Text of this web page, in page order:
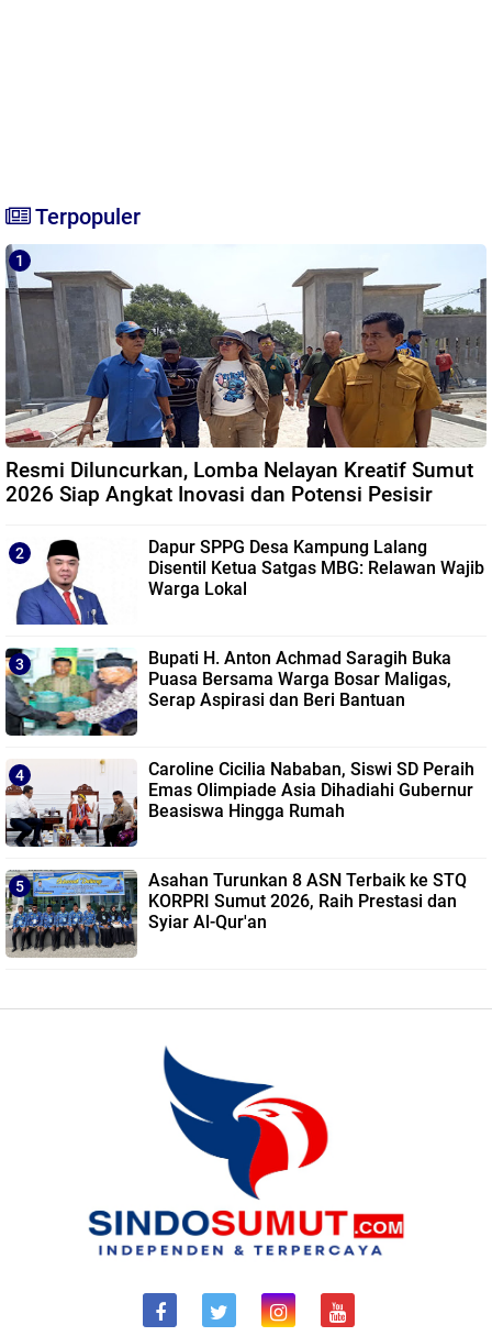
Terpopuler
Resmi Diluncurkan, Lomba Nelayan Kreatif Sumut
2026 Siap Angkat Inovasi dan Potensi Pesisir
Dapur SPPG Desa Kampung Lalang
Disentil Ketua Satgas MBG: Relawan Wajib
Warga Lokal
Bupati H. Anton Achmad Saragih Buka
Puasa Bersama Warga Bosar Maligas,
Serap Aspirasi dan Beri Bantuan
Caroline Cicilia Nababan, Siswi SD Peraih
Emas Olimpiade Asia Dihadiahi Gubernur
Beasiswa Hingga Rumah
Asahan Turunkan 8 ASN Terbaik ke STQ
KORPRI Sumut 2026, Raih Prestasi dan
Syiar Al-Qur'an